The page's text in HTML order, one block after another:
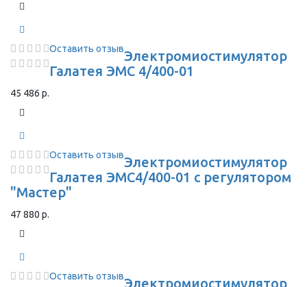
Оставить отзывЭлектромиостимулятор
Галатея ЭМС 4/400-01
45 486 р.
Оставить отзывЭлектромиостимулятор
Галатея ЭМС4/400-01 с регулятором
"Мастер"
47 880 р.
Оставить отзывЭлектромиостимулятор